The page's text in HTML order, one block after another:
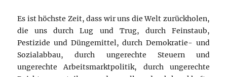
Es ist höchste Zeit, dass wir uns die Welt zurückholen,
die uns durch Lug und Trug, durch Feinstaub,
Pestizide und Düngemittel, durch Demokratie- und
Sozialabbau, durch ungerechte Steuern und
ungerechte Arbeitsmarktpolitik, durch ungerechte